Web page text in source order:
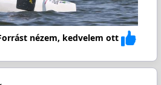
nézem, kedvelem ott